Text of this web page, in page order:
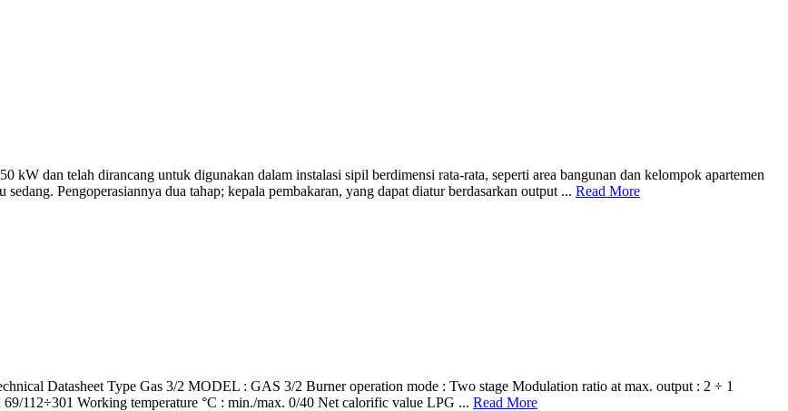
kW dan telah dirancang untuk digunakan dalam instalasi sipil berdimensi rata-rata, seperti area bangunan dan kelompok apartemen
Pengoperasiannya dua tahap; kepala pembakaran, yang dapat diatur berdasarkan output ... Read More
Datasheet Type Gas 3/2 MODEL : GAS 3/2 Burner operation mode : Two stage Modulation ratio at max. output : 2 ÷ 1
112÷301 Working temperature °C : min./max. 0/40 Net calorific value LPG ... Read More